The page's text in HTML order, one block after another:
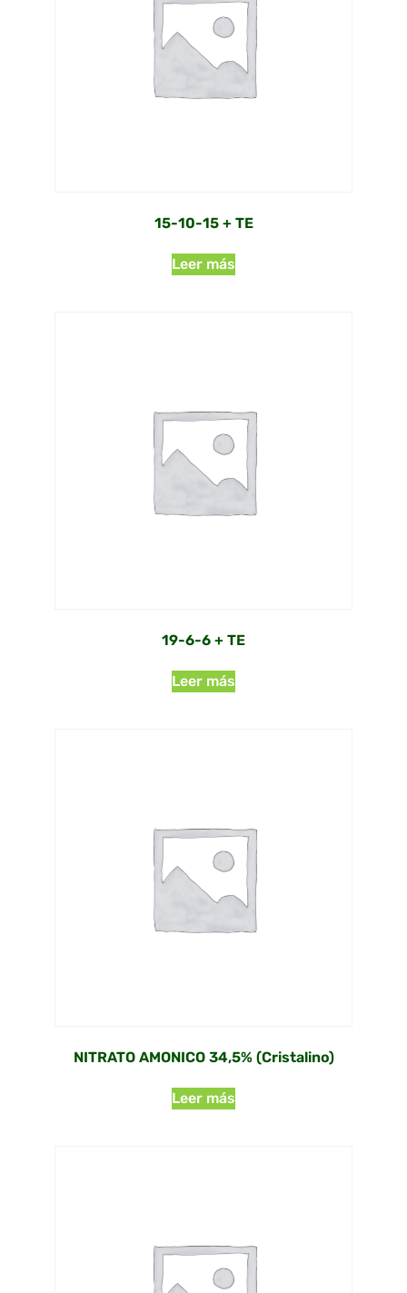
15-10-15 + TE
Leer más
19-6-6 + TE
Leer más
NITRATO AMONICO 34,5% (Cristalino)
Leer más